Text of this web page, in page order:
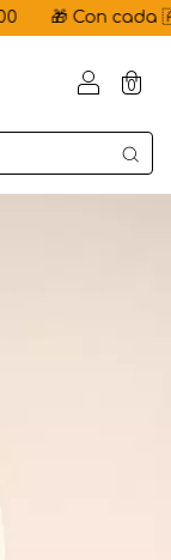
🎁 Con cada
0